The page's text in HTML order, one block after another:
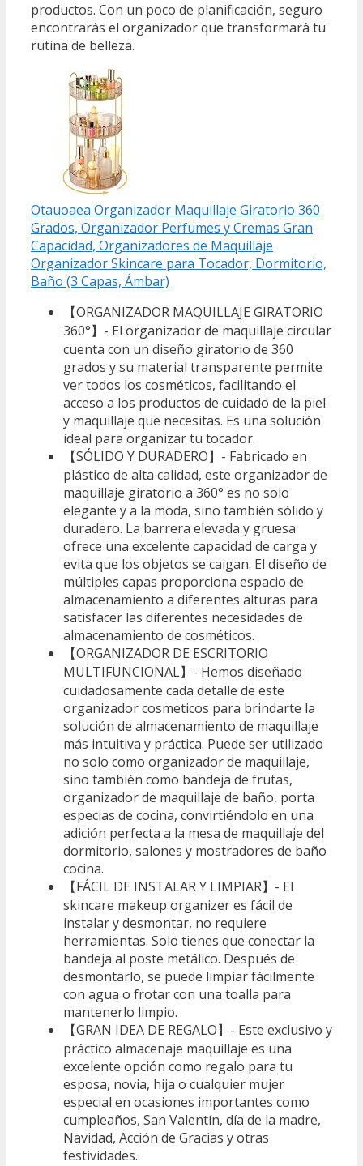
productos. Con un poco de planificación, seguro
encontrarás el organizador que transformará tu
rutina de belleza.
Otauoaea Organizador Maquillaje Giratorio 360
Grados, Organizador Perfumes y Cremas Gran
Capacidad, Organizadores de Maquillaje
Organizador Skincare para Tocador, Dormitorio,
Baño (3 Capas, Ámbar)
【ORGANIZADOR MAQUILLAJE GIRATORIO
360°】- El organizador de maquillaje circular
cuenta con un diseño giratorio de 360
grados y su material transparente permite
ver todos los cosméticos, facilitando el
acceso a los productos de cuidado de la piel
y maquillaje que necesitas. Es una solución
ideal para organizar tu tocador.
【SÓLIDO Y DURADERO】- Fabricado en
plástico de alta calidad, este organizador de
maquillaje giratorio a 360° es no solo
elegante y a la moda, sino también sólido y
duradero. La barrera elevada y gruesa
ofrece una excelente capacidad de carga y
evita que los objetos se caigan. El diseño de
múltiples capas proporciona espacio de
almacenamiento a diferentes alturas para
satisfacer las diferentes necesidades de
almacenamiento de cosméticos.
【ORGANIZADOR DE ESCRITORIO
MULTIFUNCIONAL】- Hemos diseñado
cuidadosamente cada detalle de este
organizador cosmeticos para brindarte la
solución de almacenamiento de maquillaje
más intuitiva y práctica. Puede ser utilizado
no solo como organizador de maquillaje,
sino también como bandeja de frutas,
organizador de maquillaje de baño, porta
especias de cocina, convirtiéndolo en una
adición perfecta a la mesa de maquillaje del
dormitorio, salones y mostradores de baño
cocina.
【FÁCIL DE INSTALAR Y LIMPIAR】- El
skincare makeup organizer es fácil de
instalar y desmontar, no requiere
herramientas. Solo tienes que conectar la
bandeja al poste metálico. Después de
desmontarlo, se puede limpiar fácilmente
con agua o frotar con una toalla para
mantenerlo limpio.
【GRAN IDEA DE REGALO】- Este exclusivo y
práctico almacenaje maquillaje es una
excelente opción como regalo para tu
esposa, novia, hija o cualquier mujer
especial en ocasiones importantes como
cumpleaños, San Valentín, día de la madre,
Navidad, Acción de Gracias y otras
festividades.